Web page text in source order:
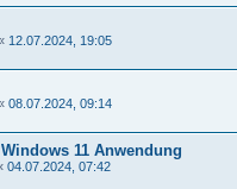
12.07.2024, 19:05
08.07.2024, 09:14
11 Anwendung
04.07.2024, 07:42